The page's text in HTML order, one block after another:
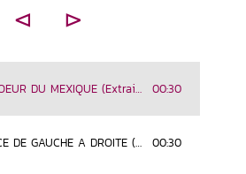
⊲ ⊳
C'EST AU COEUR DU MEXIQUE (Extrait) 00:30
ÇA BALANCE DE GAUCHE A DROITE (Extrait) 00:30